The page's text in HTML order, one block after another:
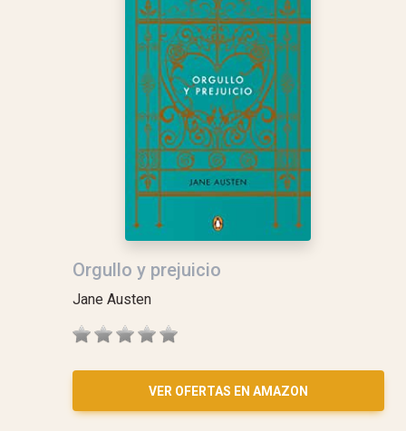
Orgullo y prejuicio
Jane Austen
VER OFERTAS EN AMAZON